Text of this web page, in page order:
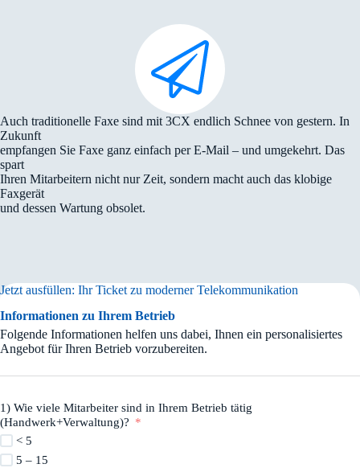
Auch traditionelle Faxe sind mit 3CX endlich Schnee von gestern. In
Zukunft
empfangen Sie Faxe ganz einfach per E-Mail – und umgekehrt. Das
spart
Ihren Mitarbeitern nicht nur Zeit, sondern macht auch das klobige
Faxgerät
und dessen Wartung obsolet.
Jetzt ausfüllen: Ihr Ticket zu moderner Telekommunikation
Informationen zu Ihrem Betrieb
Folgende Informationen helfen uns dabei, Ihnen ein personalisiertes
Angebot für Ihren Betrieb vorzubereiten.
1) Wie viele Mitarbeiter sind in Ihrem Betrieb tätig
(Handwerk+Verwaltung)?
< 5
5 – 15